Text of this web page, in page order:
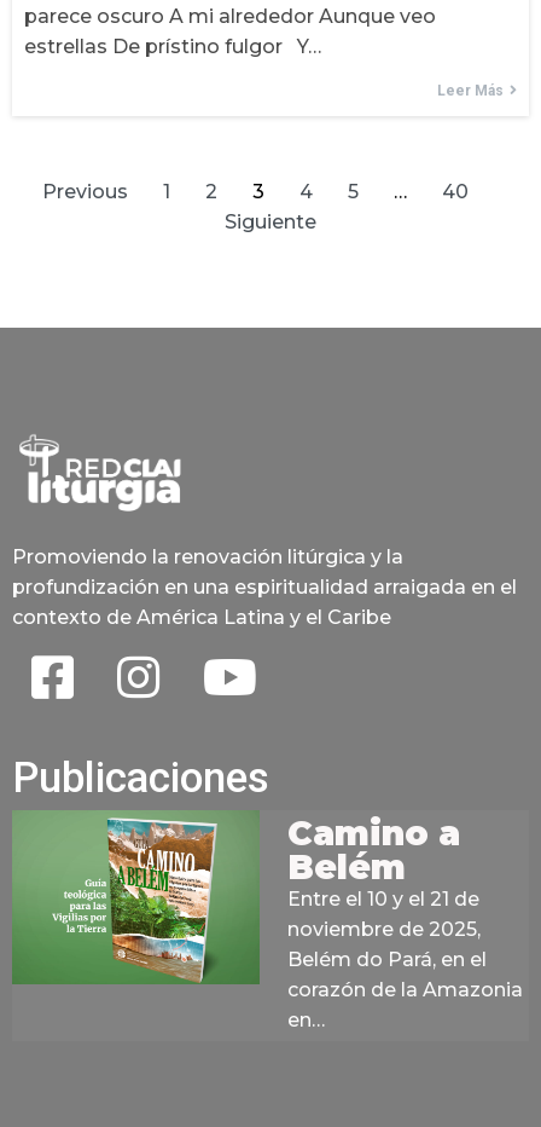
parece oscuro A mi alrededor Aunque veo
estrellas De prístino fulgor Y…
Leer Más
Previous 1 2 3 4 5 …
40
Siguiente
Promoviendo la renovación litúrgica y la
profundización en una espiritualidad arraigada en el
contexto de América Latina y el Caribe
Publicaciones
Camino a
Belém
Entre el 10 y el 21 de
noviembre de 2025,
Belém do Pará, en el
corazón de la Amazonia
en…